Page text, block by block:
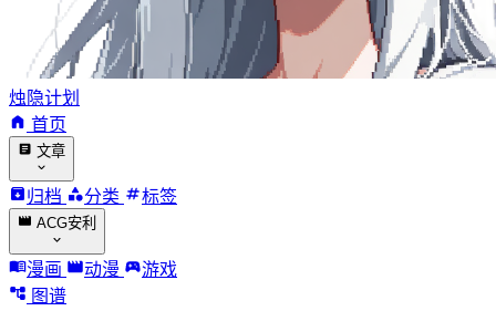
烛隐计划
首页
文章
归档 分类 标签
ACG安利
漫画 动漫
游戏
图谱